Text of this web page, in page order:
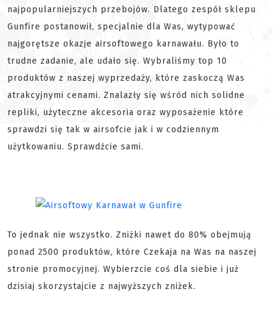
najpopularniejszych przebojów. Dlatego zespół sklepu
Gunfire postanowił, specjalnie dla Was, wytypować
najgorętsze okazje airsoftowego karnawału. Było to
trudne zadanie, ale udało się. Wybraliśmy top 10
produktów z naszej wyprzedaży, które zaskoczą Was
atrakcyjnymi cenami. Znalazły się wśród nich solidne
repliki, użyteczne akcesoria oraz wyposażenie które
sprawdzi się tak w airsofcie jak i w codziennym
użytkowaniu. Sprawdźcie sami.
To jednak nie wszystko. Zniżki nawet do 80% obejmują
ponad 2500 produktów, które Czekaja na Was na naszej
stronie promocyjnej. Wybierzcie coś dla siebie i już
dzisiaj skorzystajcie z najwyższych zniżek.